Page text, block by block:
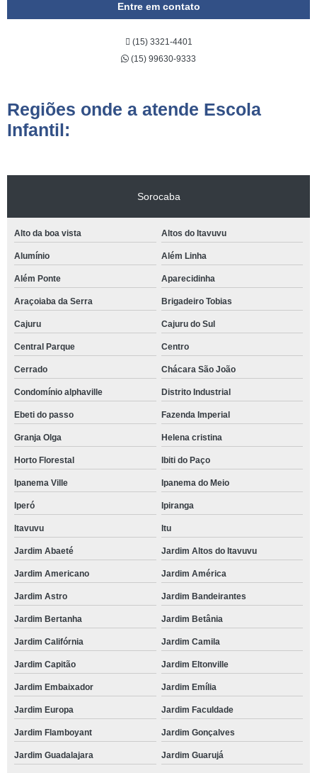
Entre em contato
(15) 3321-4401
(15) 99630-9333
Regiões onde a atende Escola
Infantil:
Sorocaba
Alto da boa vista Altos do Itavuvu
Alumínio Além Linha
Além Ponte Aparecidinha
Araçoiaba da Serra Brigadeiro Tobias
Cajuru Cajuru do Sul
Central Parque Centro
Cerrado Chácara São João
Condomínio alphaville Distrito Industrial
Ebeti do passo Fazenda Imperial
Granja Olga Helena cristina
Horto Florestal Ibiti do Paço
Ipanema Ville Ipanema do Meio
Iperó Ipiranga
Itavuvu Itu
Jardim Abaeté Jardim Altos do Itavuvu
Jardim Americano Jardim América
Jardim Astro Jardim Bandeirantes
Jardim Bertanha Jardim Betânia
Jardim Califórnia Jardim Camila
Jardim Capitão Jardim Eltonville
Jardim Embaixador Jardim Emília
Jardim Europa Jardim Faculdade
Jardim Flamboyant Jardim Gonçalves
Jardim Guadalajara Jardim Guarujá